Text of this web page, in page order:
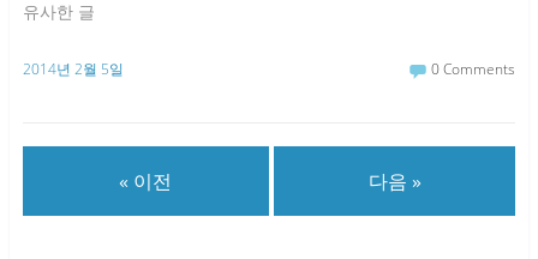
유사한 글
2014년 2월 5일 0 Comments
« 이전 다음 »